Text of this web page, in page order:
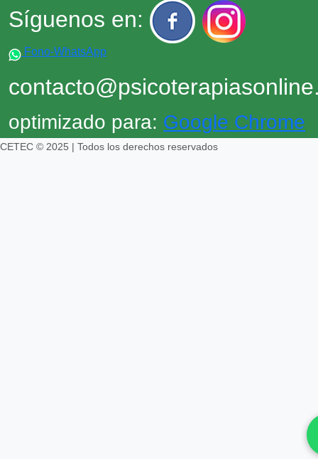
Síguenos en:
Fono-WhatsApp
optimizado para: Google Chrome
CETEC © 2025 | Todos los derechos reservados